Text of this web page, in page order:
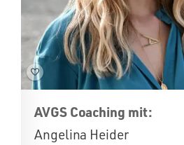
AVGS Coaching mit:
Angelina Heider